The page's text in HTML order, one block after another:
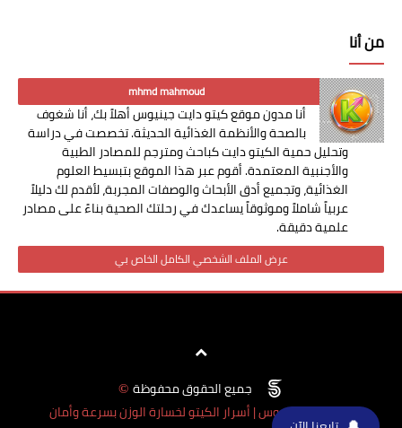
من أنا
mhmd mahmoud
أنا مدون موقع كيتو دايت جينيوس أهلاً بك، أنا شغوف
بالصحة والأنظمة الغذائية الحديثة. تخصصت في دراسة
وتحليل حمية الكيتو دايت كباحث ومترجم للمصادر الطبية
والأجنبية المعتمدة. أقوم عبر هذا الموقع بتبسيط العلوم
الغذائية، وتجميع أدق الأبحاث والوصفات المجربة، لأقدم لك دليلاً
عربياً شاملاً وموثوقاً يساعدك في رحلتك الصحية بناءً على مصادر
علمية دقيقة.
عرض الملف الشخصي الكامل الخاص بي
جميع الحقوق محفوظة ©
كيتو دايت جينيوس | أسرار الكيتو لخسارة الوزن بسرعة وأمان